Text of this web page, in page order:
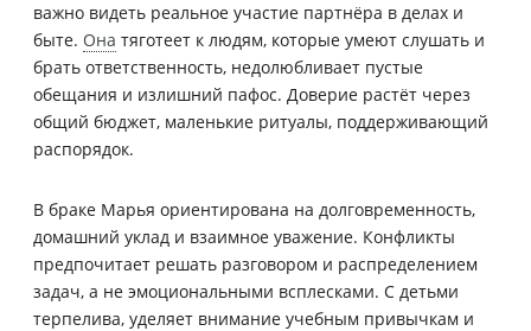
важно видеть реальное участие партнёра в делах и
быте. Она тяготеет к людям, которые умеют слушать и
брать ответственность, недолюбливает пустые
обещания и излишний пафос. Доверие растёт через
общий бюджет, маленькие ритуалы, поддерживающий
распорядок.
В браке Марья ориентирована на долговременность,
домашний уклад и взаимное уважение. Конфликты
предпочитает решать разговором и распределением
задач, а не эмоциональными всплесками. С детьми
терпелива, уделяет внимание учебным привычкам и